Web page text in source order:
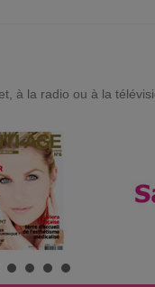
à la radio ou à la